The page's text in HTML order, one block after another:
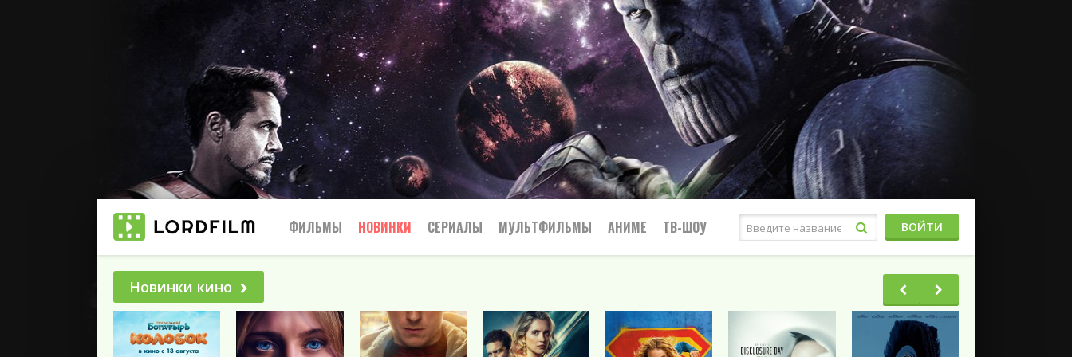
ФИЛЬМЫ
2025
Боевики
Вестерн
Семейный
Триллер
НОВИНКИ СЕРИАЛЫ
Боевик
Мелодрамы
Приключения
Триллеры
МУЛЬТФИЛЬМЫ АНИМЕ
Драма
Ужасы
Триллеры
ТВ-ШОУ ВОЙТИ
Новинки кино